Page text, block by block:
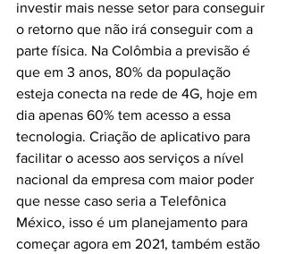
investir mais nesse setor para conseguir
o retorno que não irá conseguir com a
parte física. Na Colômbia a previsão é
que em 3 anos, 80% da população
esteja conecta na rede de 4G, hoje em
dia apenas 60% tem acesso a essa
tecnologia. Criação de aplicativo para
facilitar o acesso aos serviços a nível
nacional da empresa com maior poder
que nesse caso seria a Telefônica
México, isso é um planejamento para
começar agora em 2021, também estão